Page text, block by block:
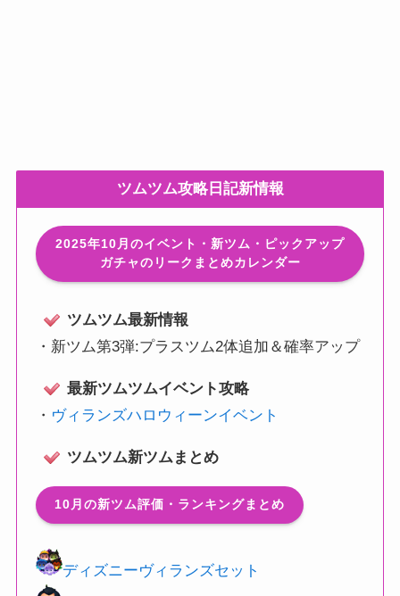
ツムツム攻略日記新情報
2025年10月のイベント・新ツム・ピックアップ
ガチャのリークまとめカレンダー
ツムツム最新情報
・ 新ツム第3弾:プラスツム2体追加＆確率アップ
最新ツムツムイベント攻略
・ ヴィランズハロウィーンイベント
ツムツム新ツムまとめ
10月の新ツム評価・ランキングまとめ
ディズニーヴィランズセット